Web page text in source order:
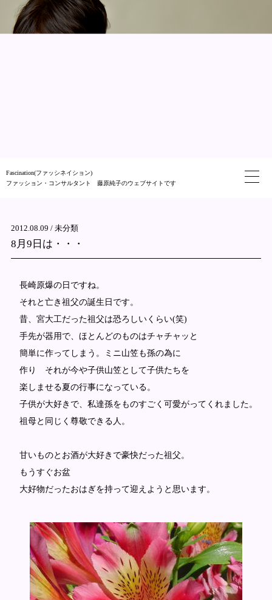
Fascination(ファッシネイション)
ファッション・コンサルタント 藤原純子のウェブサイトです
2012.08.09 / 未分類
8月9日は・・・
長崎原爆の日ですね。
それと亡き祖父の誕生日です。
昔、宮大工だった祖父は恐ろしいくらい(笑)
手先が器用で、ほとんどのものはチャチャッと
簡単に作ってしまう。ミニ山笠も孫の為に
作り それが今や子供山笠として子供たちを
楽しませる夏の行事になっている。
子供が大好きで、私達孫をものすごく可愛がってくれました。
祖母と同じく尊敬できる人。
甘いものとお酒が大好きで豪快だった祖父。
もうすぐお盆
大好物だったおはぎを持って迎えようと思います。